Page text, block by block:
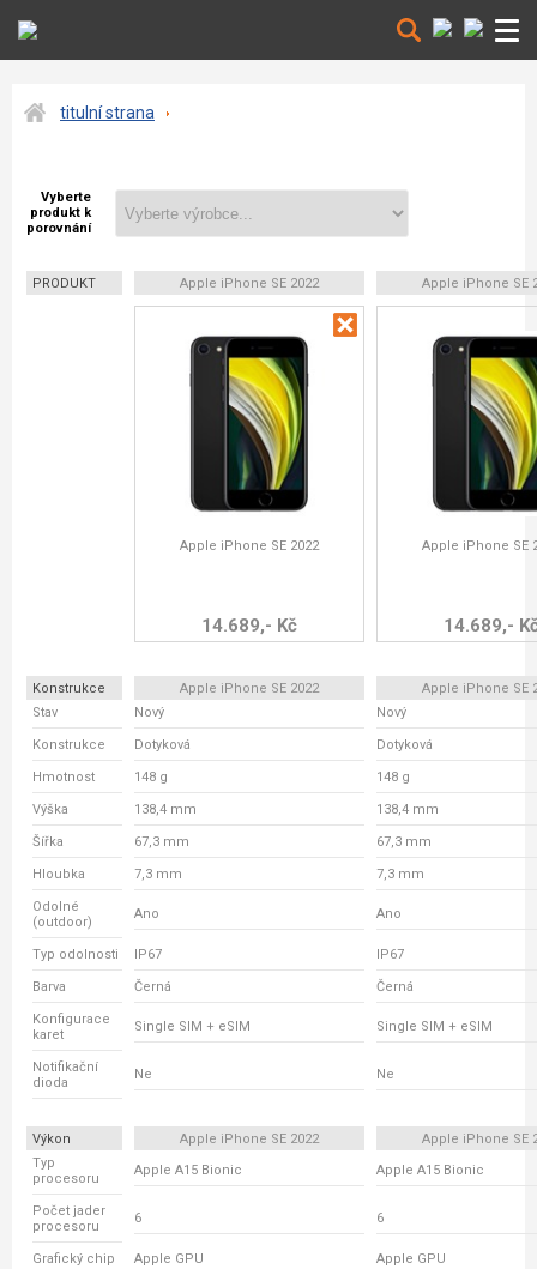
titulní strana
Vyberte
produkt k
porovnání
PRODUKT Apple iPhone SE 2022 Apple iPhone SE
Apple iPhone SE 2022
14.689,- Kč
Apple iPhone SE
14.689,-
Konstrukce Apple iPhone SE 2022
Apple iPhone SE
Stav
Nový Nový
Konstrukce Dotyková Dotyková
Hmotnost 148 g 148 g
Výška 138,4 mm 138,4 mm
Šířka 67,3 mm 67,3 mm
Hloubka 7,3 mm 7,3 mm
Odolné
(outdoor)
Ano Ano
Typ odolnosti IP67 IP67
Barva Černá Černá
Konfigurace
karet
Single SIM + eSIM Single SIM + eSIM
Notifikační
dioda
Ne Ne
Výkon Apple iPhone SE 2022
Apple iPhone SE
Typ
procesoru
Apple A15 Bionic Apple A15 Bionic
Počet jader
procesoru
6 6
Grafický chip Apple GPU Apple GPU